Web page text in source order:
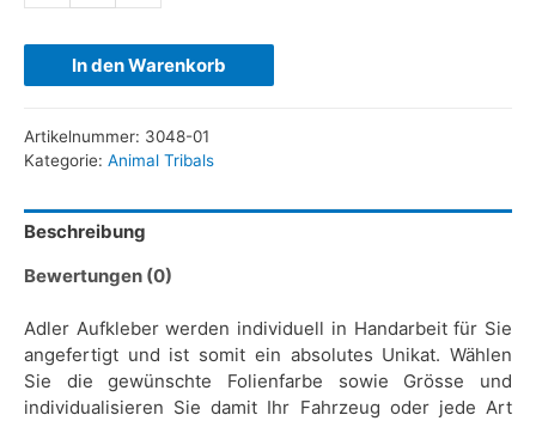
In den Warenkorb
Artikelnummer: 3048-01
Kategorie: Animal Tribals
Beschreibung
Bewertungen (0)
Adler Aufkleber werden individuell in Handarbeit für Sie
angefertigt und ist somit ein absolutes Unikat. Wählen
Sie die gewünschte Folienfarbe sowie Grösse und
individualisieren Sie damit Ihr Fahrzeug oder jede Art